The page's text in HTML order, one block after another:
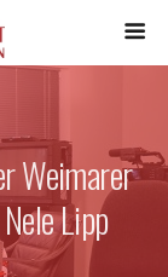
Weimarer
Lipp